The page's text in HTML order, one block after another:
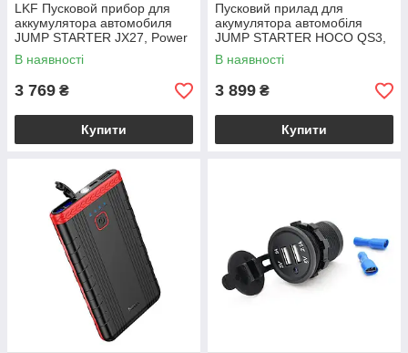
LKF Пусковой прибор для
аккумулятора автомобиля
JUMP STARTER JX27, Power
Bank 9980mAh, Box
В наявності
3 769 ₴
Купити
Пусковий прилад для
акумулятора автомобіля
JUMP STARTER HOCO QS3,
Power Bank 10000 mAh, Box
В наявності
3 899 ₴
Купити